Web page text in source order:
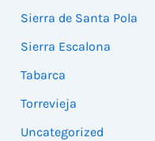
Sierra de Santa Pola
Sierra Escalona
Tabarca
Torrevieja
Uncategorized